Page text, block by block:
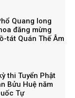
Quang long
đăng mừng
tát Quán Thế Âm
thi Tuyển Phật
Bửu Huệ năm
Tự